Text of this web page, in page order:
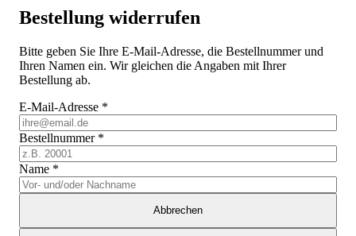
Bestellung widerrufen
Bitte geben Sie Ihre E-Mail-Adresse, die Bestellnummer und
Ihren Namen ein. Wir gleichen die Angaben mit Ihrer
Bestellung ab.
E-Mail-Adresse *
Bestellnummer *
Name *
Abbrechen